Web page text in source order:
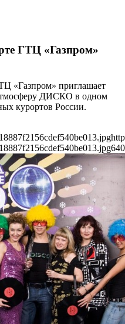
ГТЦ «Газпром»
«Газпром» приглашает
ДИСКО в одном
курортов России.
640